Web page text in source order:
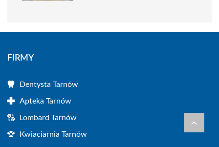
FIRMY
Dentysta Tarnów
Apteka Tarnów
Lombard Tarnów
Kwiaciarnia Tarnów